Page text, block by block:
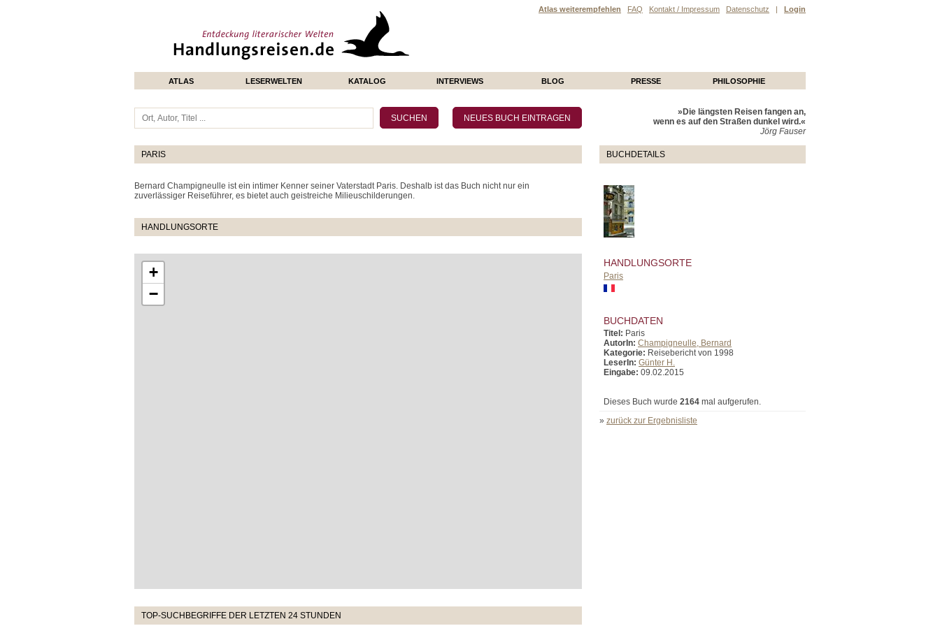
Atlas weiterempfehlen FAQ Kontakt / Impressum Datenschutz | Login
ATLAS LESERWELTEN KATALOG INTERVIEWS BLOG PRESSE PHILOSOPHIE
PARIS
Bernard Champigneulle ist ein intimer Kenner seiner Vaterstadt Paris. Deshalb ist das Buch nicht nur ein
zuverlässiger Reiseführer, es bietet auch geistreiche Milieuschilderungen.
HANDLUNGSORTE
+
−
TOP-SUCHBEGRIFFE DER LETZTEN 24 STUNDEN
»Die längsten Reisen fangen an,
wenn es auf den Straßen dunkel wird.«
Jörg Fauser
BUCHDETAILS
HANDLUNGSORTE
Paris
BUCHDATEN
Titel: Paris
AutorIn: Champigneulle, Bernard
Kategorie: Reisebericht von 1998
LeserIn: Günter H.
Eingabe: 09.02.2015
Dieses Buch wurde 2164 mal aufgerufen.
» zurück zur Ergebnisliste